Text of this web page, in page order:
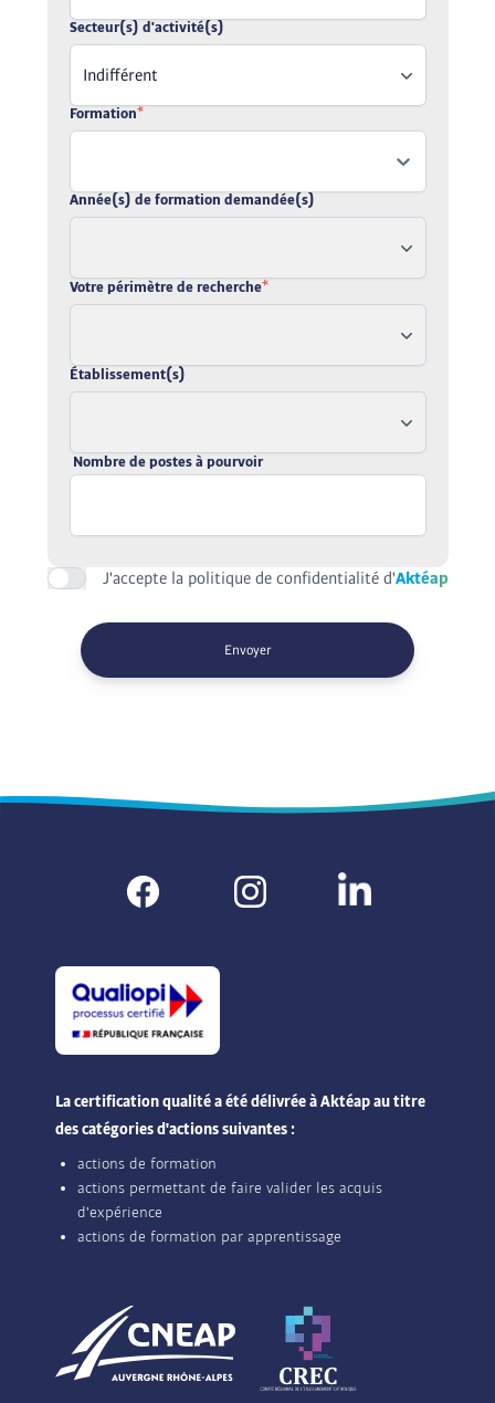
Secteur(s) d'activité(s)
Indifférent
Formation*
Année(s) de formation demandée(s)
Votre périmètre de recherche*
Établissement(s)
Nombre de postes à pourvoir
J'accepte la politique de confidentialité d'Aktéap
Envoyer
La certification qualité a été délivrée à Aktéap au titre
des catégories d'actions suivantes :
actions de formation
actions permettant de faire valider les acquis
d'expérience
actions de formation par apprentissage